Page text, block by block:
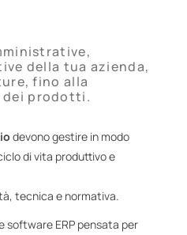
della tua azienda,
fino alla
dei prodotti.
devono gestire in modo
di vita produttivo e
tecnica e normativa.
software ERP pensata per